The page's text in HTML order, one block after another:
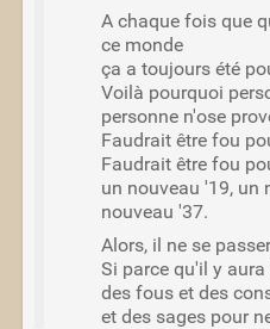
A chaque fois que
ce monde
ça a toujours été
Voilà pourquoi
personne n'ose
Faudrait être fou
Faudrait être fou
un nouveau '19, un
nouveau '37.
Alors, il ne se
Si parce qu'il y
des fous et des
et des sages pour